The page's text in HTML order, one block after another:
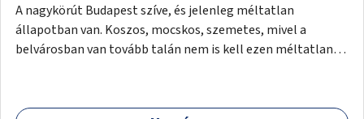
A nagykörút Budapest szíve, és jelenleg méltatlan
állapotban van. Koszos, mocskos, szemetes, mivel a
belvárosban van tovább talán nem is kell ezen méltatlan,
tisztán tartásával, és nagy szükség lenne megfelelő